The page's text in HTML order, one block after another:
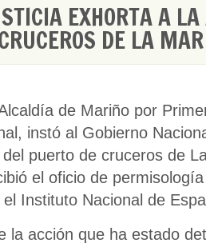
EXHORTA A
DE LA
de Mariño por
instó al Gobierno
puerto de cruceros de
el oficio de
Instituto Nacional de
la acción que ha estado